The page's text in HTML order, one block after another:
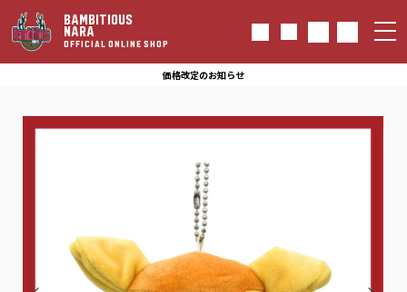
BAMBITIOUS
NARA
OFFICIAL ONLINE SHOP
価格改定のお知らせ